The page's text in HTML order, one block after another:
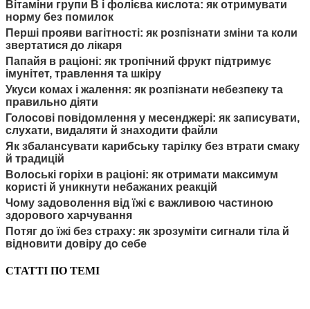
Вітаміни групи B і фолієва кислота: як отримувати
норму без помилок
Перші прояви вагітності: як розпізнати зміни та коли
звертатися до лікаря
Папайя в раціоні: як тропічний фрукт підтримує
імунітет, травлення та шкіру
Укуси комах і жалення: як розпізнати небезпеку та
правильно діяти
Голосові повідомлення у месенджері: як записувати,
слухати, видаляти й знаходити файли
Як збалансувати карибську тарілку без втрати смаку
й традицій
Волоські горіхи в раціоні: як отримати максимум
користі й уникнути небажаних реакцій
Чому задоволення від їжі є важливою частиною
здорового харчування
Потяг до їжі без страху: як зрозуміти сигнали тіла й
відновити довіру до себе
СТАТТІ ПО ТЕМІ